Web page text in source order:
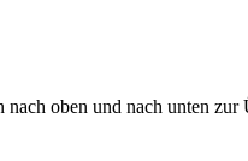
oben und nach unten